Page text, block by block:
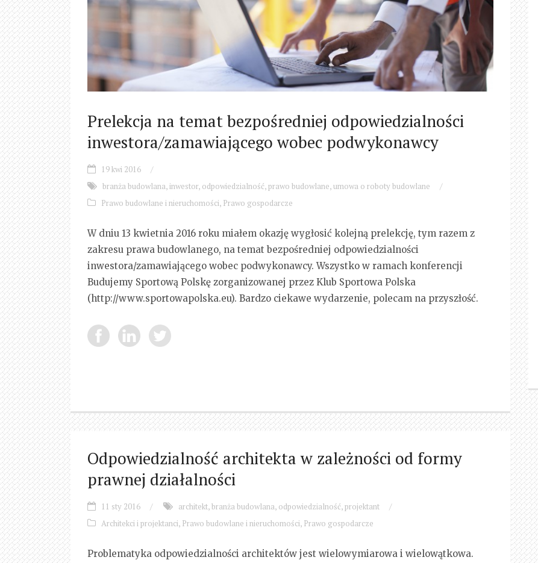
Prelekcja na temat bezpośredniej odpowiedzialności
inwestora/zamawiającego wobec podwykonawcy
19 kwi 2016
/
branża budowlana, inwestor, odpowiedzialność, prawo budowlane, umowa o roboty budowlane
/
Prawo budowlane i nieruchomości, Prawo gospodarcze
W dniu 13 kwietnia 2016 roku miałem okazję wygłosić kolejną prelekcję, tym razem z
zakresu prawa budowlanego, na temat bezpośredniej odpowiedzialności
inwestora/zamawiającego wobec podwykonawcy. Wszystko w ramach konferencji
Budujemy Sportową Polskę zorganizowanej przez Klub Sportowa Polska
(http://www.sportowapolska.eu). Bardzo ciekawe wydarzenie, polecam na przyszłość.
Odpowiedzialność architekta w zależności od formy
prawnej działalności
11 sty 2016 / architekt, branża budowlana, odpowiedzialność, projektant
/
Architekci i projektanci, Prawo budowlane i nieruchomości, Prawo gospodarcze
Problematyka odpowiedzialności architektów jest wielowymiarowa i wielowątkowa.